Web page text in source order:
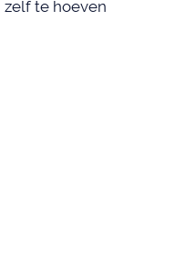
te hoeven